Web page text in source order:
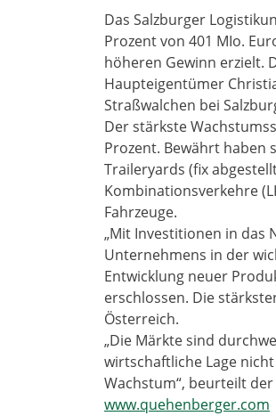
Das Salzburger
Prozent von 401 MIo.
höheren Gewinn erzielt.
Haupteigentümer
Straßwalchen bei
Der stärkste
Prozent. Bewährt haben
Traileryards (fix
Kombinationsverkehre
Fahrzeuge.
„Mit Investitionen in das
Unternehmens in der
Entwicklung neuer
erschlossen. Die
Österreich.
„Die Märkte sind
wirtschaftliche Lage
Wachstum“, beurteilt
www.quehenberger.com